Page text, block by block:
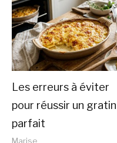
Les erreurs à éviter
pour réussir un gratin
parfait
Marise